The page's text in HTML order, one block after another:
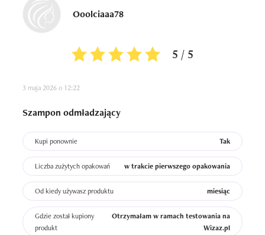
Ooolciaaa78
5 / 5
3 maja 2026 o 12:22
Szampon odmładzający
Kupi ponownie Tak
Liczba zużytych opakowań w trakcie pierwszego opakowania
Od kiedy używasz produktu miesiąc
Gdzie został kupiony
produkt
Otrzymałam w ramach testowania na
Wizaz.pl